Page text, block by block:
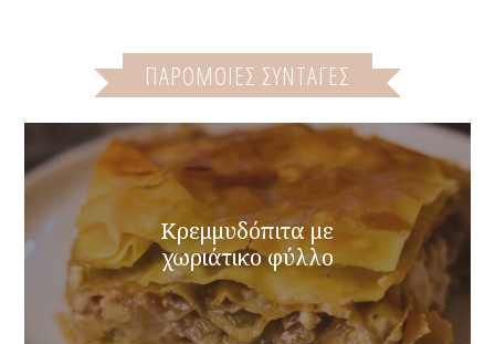
ΠΑΡΌΜΟΙΕΣ ΣΥΝΤΑΓΈΣ
Κρεμμυδόπιτα με
χωριάτικο φύλλο